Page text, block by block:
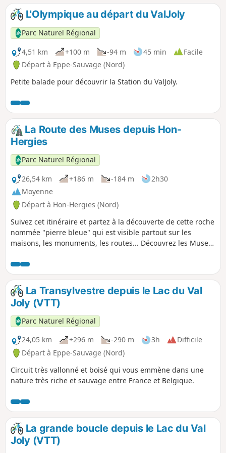
emprunte le tracé de l’ancienne voie ferrée Somain-Halluin,
fermée en 1939. À travers Hem et Croix, on trouve une
partie plus urbaine, mais très verdoyante.
L'Olympique au départ du ValJoly
Parc Naturel Régional
4,51 km
+100 m -94 m 45 min
Facile
Départ à Eppe-Sauvage (Nord)
Petite balade pour découvrir la Station du ValJoly.
La Route des Muses depuis Hon-
Hergies
Parc Naturel Régional
26,54 km
+186 m -184 m
2h30
Moyenne
Départ à Hon-Hergies (Nord)
Suivez cet itinéraire et partez à la découverte de cette roche
nommée "pierre bleue" qui est visible partout sur les
maisons, les monuments, les routes... Découvrez les Muses
Réseau points nœuds vélo.
La Transylvestre depuis le Lac du Val
Joly (VTT)
Parc Naturel Régional
24,05 km
+296 m -290 m 3h
Difficile
Départ à Eppe-Sauvage (Nord)
Circuit très vallonné et boisé qui vous emmène dans une
nature très riche et sauvage entre France et Belgique.
La grande boucle depuis le Lac du Val
Joly (VTT)